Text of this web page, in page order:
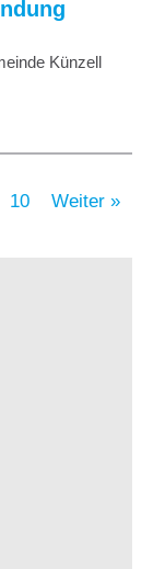
Künzell
10 Weiter »